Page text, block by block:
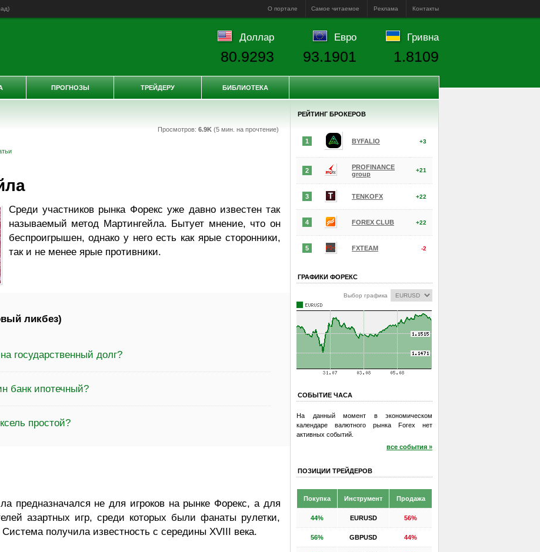
) О портале Самое читаемое Реклама Контакты
Просмотров: 6.9K(5 мин. на прочтение)
Среди участников рынка Форекс уже давно известен так
называемый метод Мартингейла. Бытует мнение, что он
беспроигрышен, однако у него есть как ярые сторонники,
так и не менее ярые противники.
ликбез)
государственный долг?
банк ипотечный?
простой?
предназначался не для игроков на рынке Форекс, а для
азартных игр, среди которых были фанаты рулетки,
Система получила известность с середины XVIII века.
РЕЙТИНГ БРОКЕРОВ
1 BYFALIO +3
2
PROFINANCE
group
+21
3 TENKOFX +22
4 FOREX CLUB +22
5 FXTEAM -2
ГРАФИКИ ФОРЕКС
Выбор графика
СОБЫТИЕ ЧАСА
На данный момент в экономическом
календаре валютного рынка Forex нет
активных событий.
все события »
ПОЗИЦИИ ТРЕЙДЕРОВ
Покупка Инструмент Продажа
44% EURUSD 56%
56% GBPUSD 44%
Доллар
80.9293
Евро
93.1901
Гривна
1.8109
ПРОГНОЗЫ ТРЕЙДЕРУ БИБЛИОТЕКА